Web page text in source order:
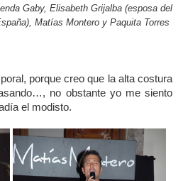
Gaby, Elisabeth Grijalba (esposa del
Matías Montero y Paquita Torres
porque creo que la alta costura
no obstante yo me siento
el modisto.